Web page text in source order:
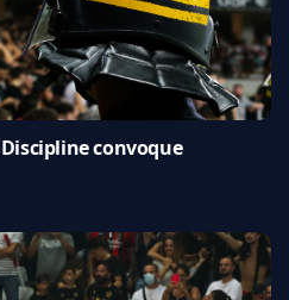
convoque